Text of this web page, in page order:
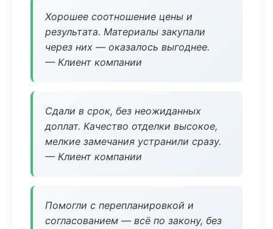
Хорошее соотношение цены и
результата. Материалы закупали
через них — оказалось выгоднее.
— Клиент компании
Сдали в срок, без неожиданных
доплат. Качество отделки высокое,
мелкие замечания устранили сразу.
— Клиент компании
Помогли с перепланировкой и
согласованием — всё по закону, без